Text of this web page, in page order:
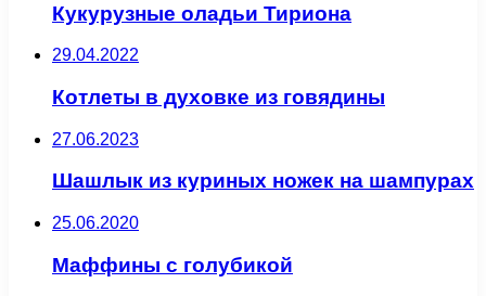
Кукурузные оладьи Тириона
29.04.2022
Котлеты в духовке из говядины
27.06.2023
Шашлык из куриных ножек на шампурах
25.06.2020
Маффины с голубикой